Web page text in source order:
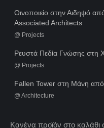
Οινοποιείο στην Αιδηψό
Associated Architects
@ Projects
Ρευστά Πεδία Γνώσης στη
@ Projects
Fallen Tower στη Μάνη
@ Architecture
Κανένα προϊόν στο καλάθι